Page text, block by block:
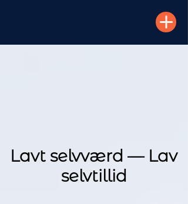
Lavt selvværd — Lav
selvtillid